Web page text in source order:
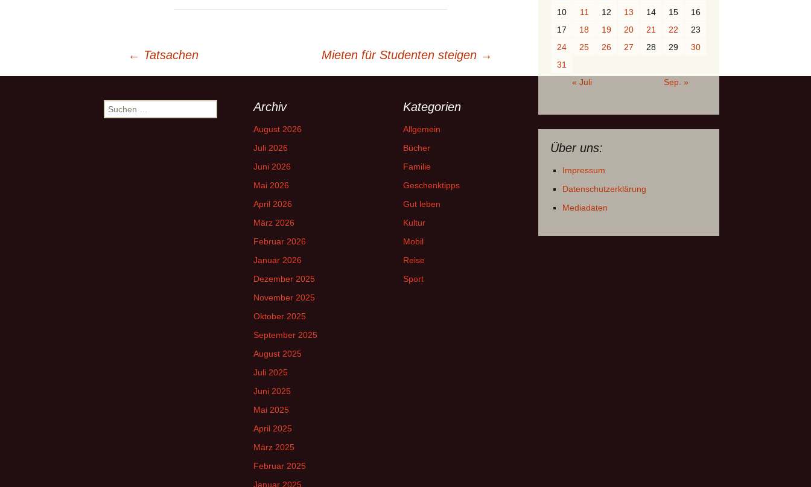
Navigation
← Tatsachen Mieten für Studenten steigen →
10
11 12 13 14 15
16
17
18 19 20 21 22
23
24
25 26 27 28 29
30
31
« Juli
Sep. »
Über uns:
Impressum
Datenschutzerklärung
Mediadaten
Suchen
nach:
Archiv
August 2026
Juli 2026
Juni 2026
Mai 2026
April 2026
März 2026
Februar 2026
Januar 2026
Dezember 2025
November 2025
Oktober 2025
September 2025
August 2025
Juli 2025
Juni 2025
Mai 2025
April 2025
März 2025
Februar 2025
Januar 2025
Kategorien
Allgemein
Bücher
Familie
Geschenktipps
Gut leben
Kultur
Mobil
Reise
Sport